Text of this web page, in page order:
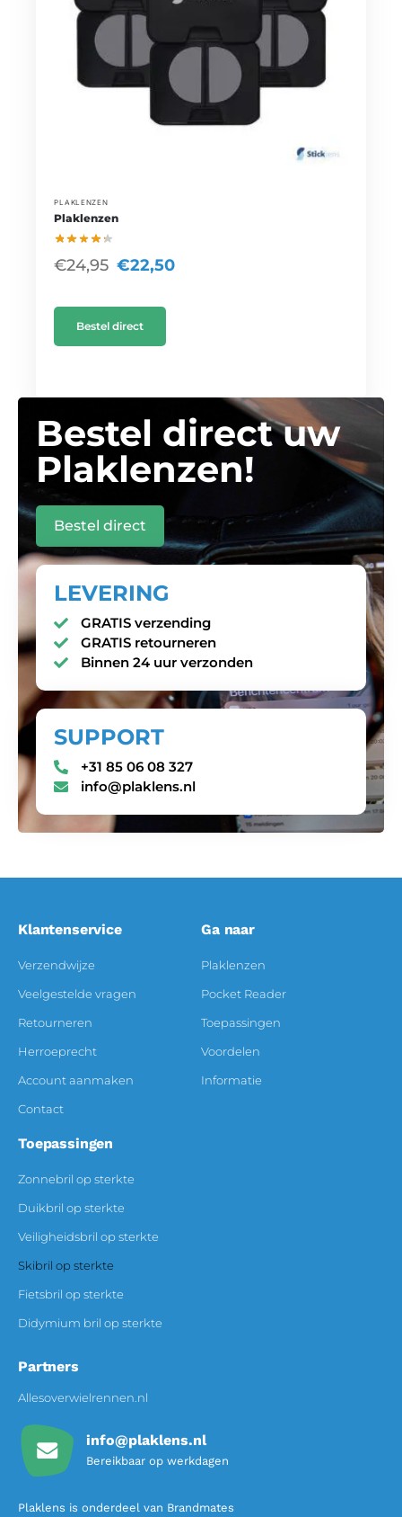
PLAKLENZEN
Plaklenzen
€24,95 €22,50
Bestel direct
Bestel direct uw
Plaklenzen!
Bestel direct
LEVERING
GRATIS verzending
GRATIS retourneren
Binnen 24 uur verzonden
SUPPORT
+31 85 06 08 327
info@plaklens.nl
Klantenservice
Verzendwijze
Veelgestelde vragen
Retourneren
Herroeprecht
Account aanmaken
Contact
Ga naar
Plaklenzen
Pocket Reader
Toepassingen
Voordelen
Informatie
Toepassingen
Zonnebril op sterkte
Duikbril op sterkte
Veiligheidsbril op sterkte
Skibril op sterkte
Fietsbril op sterkte
Didymium bril op sterkte
Partners
Allesoverwielrennen.nl
info@plaklens.nl
Bereikbaar op werkdagen
Plaklens is onderdeel van Brandmates